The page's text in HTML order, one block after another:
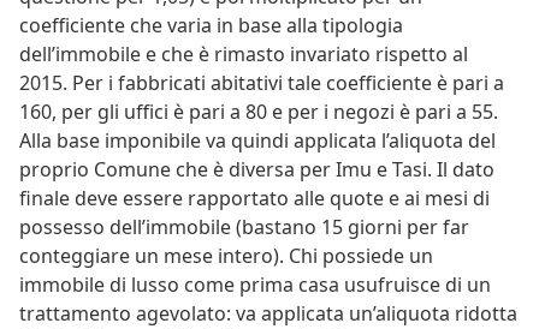
coefficiente che varia in base alla tipologia
dell’immobile e che è rimasto invariato rispetto al
2015. Per i fabbricati abitativi tale coefficiente è pari a
160, per gli uffici è pari a 80 e per i negozi è pari a 55.
Alla base imponibile va quindi applicata l’aliquota del
proprio Comune che è diversa per Imu e Tasi. Il dato
finale deve essere rapportato alle quote e ai mesi di
possesso dell’immobile (bastano 15 giorni per far
conteggiare un mese intero). Chi possiede un
immobile di lusso come prima casa usufruisce di un
trattamento agevolato: va applicata un’aliquota ridotta